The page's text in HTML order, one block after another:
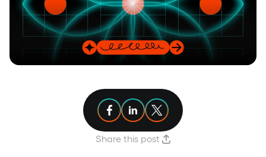
Share this post
Share article on Facebook
Share article on Linkedin
Share article on X